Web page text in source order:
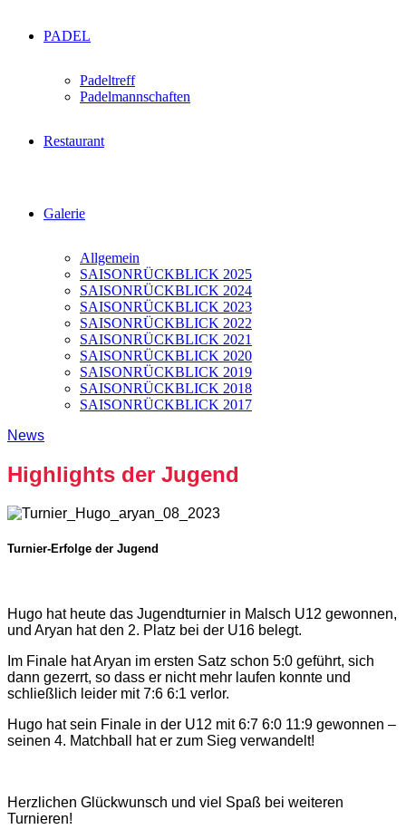
PADEL
Padeltreff
Padelmannschaften
Restaurant
Galerie
Allgemein
SAISONRÜCKBLICK 2025
SAISONRÜCKBLICK 2024
SAISONRÜCKBLICK 2023
SAISONRÜCKBLICK 2022
SAISONRÜCKBLICK 2021
SAISONRÜCKBLICK 2020
SAISONRÜCKBLICK 2019
SAISONRÜCKBLICK 2018
SAISONRÜCKBLICK 2017
News
Highlights der Jugend
Turnier-Erfolge der Jugend
Hugo hat heute das Jugendturnier in Malsch U12 gewonnen,
und Aryan hat den 2. Platz bei der U16 belegt.
Im Finale hat Aryan im ersten Satz schon 5:0 geführt, sich
dann gezerrt, so dass er nicht mehr laufen konnte und
schließlich leider mit 7:6 6:1 verlor.
Hugo hat sein Finale in der U12 mit 6:7 6:0 11:9 gewonnen –
seinen 4. Matchball hat er zum Sieg verwandelt!
Herzlichen Glückwunsch und viel Spaß bei weiteren
Turnieren!